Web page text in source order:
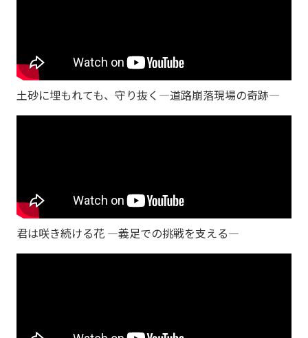
土砂に埋もれても、守り抜く―道路崩落現場の奇跡―
君は咲き続ける花 ―義足での挑戦を支える―